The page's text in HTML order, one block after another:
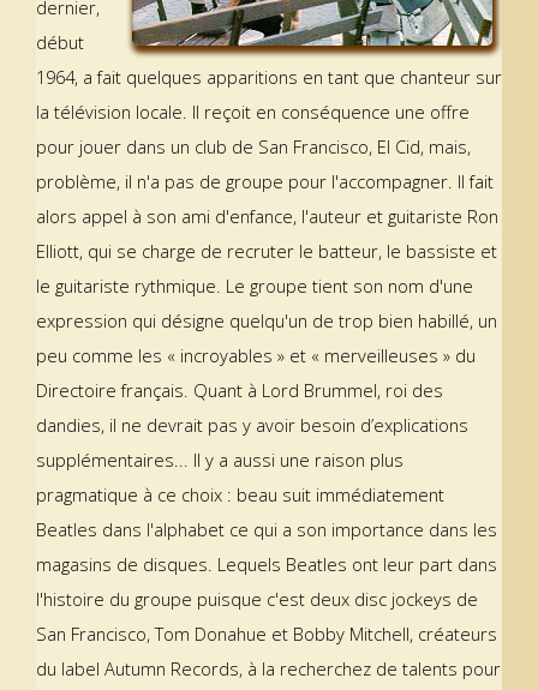
dernier,
début
1964, a fait quelques apparitions en tant que chanteur sur
la télévision locale. Il reçoit en conséquence une offre
pour jouer dans un club de San Francisco, El Cid, mais,
problème, il n'a pas de groupe pour l'accompagner. Il fait
alors appel à son ami d'enfance, l'auteur et guitariste Ron
Elliott, qui se charge de recruter le batteur, le bassiste et
le guitariste rythmique. Le groupe tient son nom d'une
expression qui désigne quelqu'un de trop bien habillé, un
peu comme les « incroyables » et « merveilleuses » du
Directoire français. Quant à Lord Brummel, roi des
dandies, il ne devrait pas y avoir besoin d’explications
supplémentaires... Il y a aussi une raison plus
pragmatique à ce choix : beau suit immédiatement
Beatles dans l'alphabet ce qui a son importance dans les
magasins de disques. Lequels Beatles ont leur part dans
l'histoire du groupe puisque c'est deux disc jockeys de
San Francisco, Tom Donahue et Bobby Mitchell, créateurs
du label Autumn Records, à la recherchez de talents pour